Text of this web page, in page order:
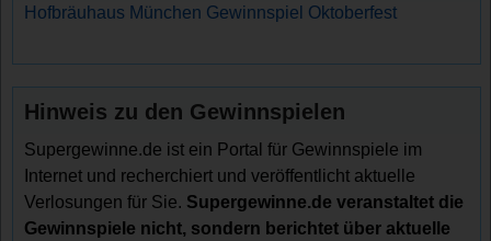
Hofbräuhaus München Gewinnspiel Oktoberfest
Hinweis zu den Gewinnspielen
Supergewinne.de ist ein Portal für Gewinnspiele im
Internet und recherchiert und veröffentlicht aktuelle
Verlosungen für Sie. Supergewinne.de veranstaltet die
Gewinnspiele nicht, sondern berichtet über aktuelle